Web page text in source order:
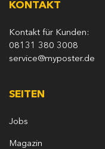
KONTAKT
Kontakt für Kunden:
08131 380 3008
service@myposter.de
SEITEN
Jobs
Magazin